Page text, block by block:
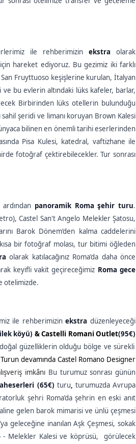
ile rehberimizin ekstra olarak
hareket ediyoruz. Bu gezimiz iki farklı
Fruyttuoso keşişlerine kurulan, İtalyan
ve bu evlerin altındaki lüks kafeler, barlar,
Birbirinden lüks otellerin bulunduğu
şeridi ve limanı koruyan Brown Kalesi
bilinen en önemli tarihi eserlerinden
Pisa Kulesi, katedral, vaftizhane ile
fotoğraf çektirebilecekler. Tur sonrası
ardından panoramik Roma şehir turu.
Castel San't Angelo Melekler Şatosu,
Barok Dönem’den kalma caddelerini
bir fotoğraf molası, tur bitimi öğleden
olarak katılacağınız Roma’da daha önce
keyifli vakit geçireceğimiz Roma gece
otelimizde.
ile rehberimizinekstra düzenleyeceği
köyü) & Castelli Romani Outlet(95€)
güzelliklerin olduğu bölge ve sürekli
Turun devamında Castel Romano Designer
imkânı Bu turumuz sonrası günün
(65€) turu, turumuzda Avrupa
şehri Roma’da şehrin en eski anıt
gelen barok mimarisi ve ünlü çeşmesi
geleceğine inanılan Aşk Çeşmesi, sokak
- Melekler Kalesi ve köprüsü, görülecek